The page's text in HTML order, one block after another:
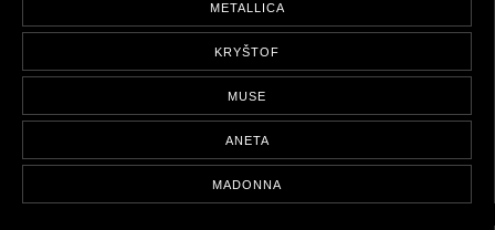
METALLICA
KRYŠTOF
MUSE
ANETA
MADONNA